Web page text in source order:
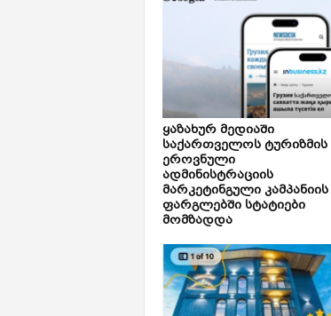
ყაზახურ მედიაში
საქართველოს ტურიზმის
ეროვნული
ადმინისტრაციის
მარკეტინგული კამპანიის
ფარგლებში სტატიები
მომზადდა